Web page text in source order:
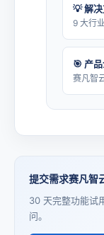
💡 解
9 大行
🎯 产
赛凡智
提交需求赛凡智
30 天完整功能试
问。